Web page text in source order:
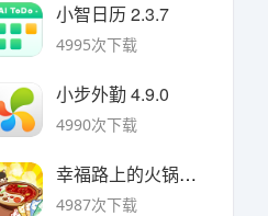
小智日历 2.3.7
4995次下载
小步外勤 4.9.0
4990次下载
幸福路上的火锅店官方版 v5.3.5安卓版
4987次下载